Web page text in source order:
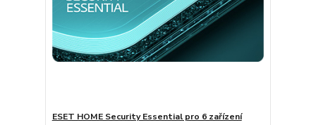
ESET HOME Security Essential pro 6 zařízení